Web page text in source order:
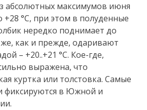
абсолютных максимумов июня
+28 °C, при этом в полуденные
нередко поднимает до
же, как и прежде, одаривают
– +20..+21 °C. Кое-где,
выражена, что
куртка или толстовка. Самые
фиксируются в Южной и